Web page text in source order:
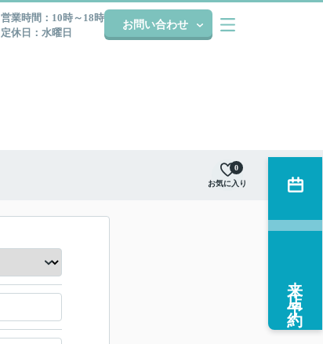
営業時間：10時～18時
定休日：水曜日
お問い合わせ
お気に入り
0
来店予約